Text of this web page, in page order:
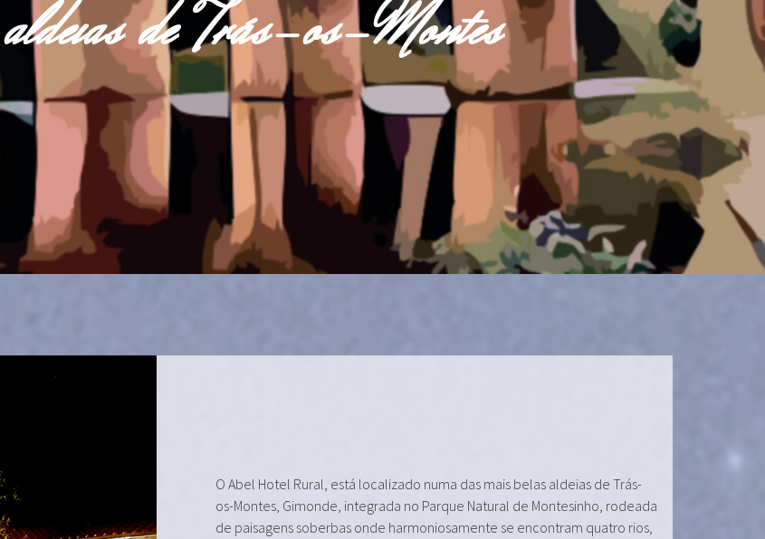
de Trás-os-Montes
O Abel Hotel Rural, está localizado numa das mais belas aldeias de Trás-
os-Montes, Gimonde, integrada no Parque Natural de Montesinho, rodeada
de paisagens soberbas onde harmoniosamente se encontram quatro rios,